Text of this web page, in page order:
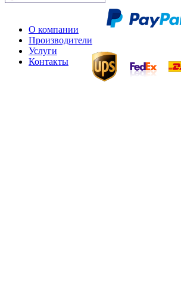
О компании
Производители
Услуги
Контакты